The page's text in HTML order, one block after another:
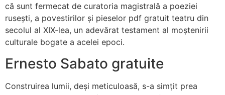
că sunt fermecat de curatoria magistrală a poeziei
rusești, a povestirilor și pieselor pdf gratuit teatru din
secolul al XIX-lea, un adevărat testament al moștenirii
culturale bogate a acelei epoci.
Ernesto Sabato gratuite
Construirea lumii, deși meticuloasă, s-a simțit prea